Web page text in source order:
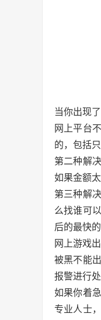
当你出现
网上平台
的，包括
第二种解
如果金额
第三种解
么找谁可
后的最快
网上游戏
被黑不能
报警进行
如果你着
专业人士